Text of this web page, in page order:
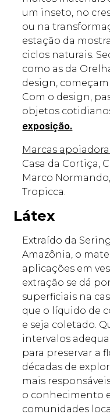
um inseto, no
ou na
estação da
ciclos naturais.
como as da
design,
Com o design,
objetos
exposição.
Marcas
Casa da Cortiça,
Marco
Tropicca.
Látex
Extraído da
Amazônia, o
aplicações em
extração se dá
superficiais na
que o líquido de
e seja coletado.
intervalos
para preservar a
décadas de
mais
o conhecimento
comunidades